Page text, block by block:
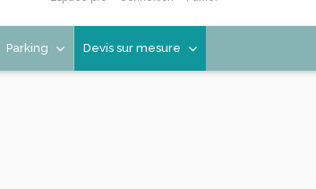
Parking Devis sur mesure